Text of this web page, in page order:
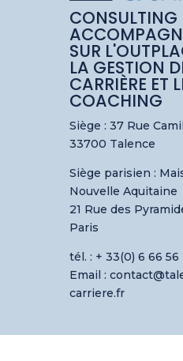
CONSULTING
SUR
LA GESTION
CARRIÈRE ET
COACHING
Siège : 37 Rue
33700 Talence
Siège parisien :
Nouvelle Aquitaine
21 Rue des
Paris
tél. : + 33(0) 6 66 56
Email :
carriere.fr